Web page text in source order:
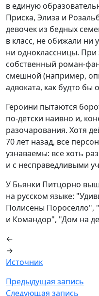
в единую
Приска, Элиза и
девочек из бедных
в класс, не обижали ни
ни одноклассницы.
собственный роман-
смешной (например,
адвоката, как будто бы
Героини пытаются
по-детски наивно и,
разочарования. Хотя
70 лет назад, все
узнаваемы: все хоть
и с несправедливыми
У Бьянки Питцорно
на русском языке:
Полисены Пороселло",
и Командор", "Дом на
←
→
Источник
Предыдущая запись
Следующая запись